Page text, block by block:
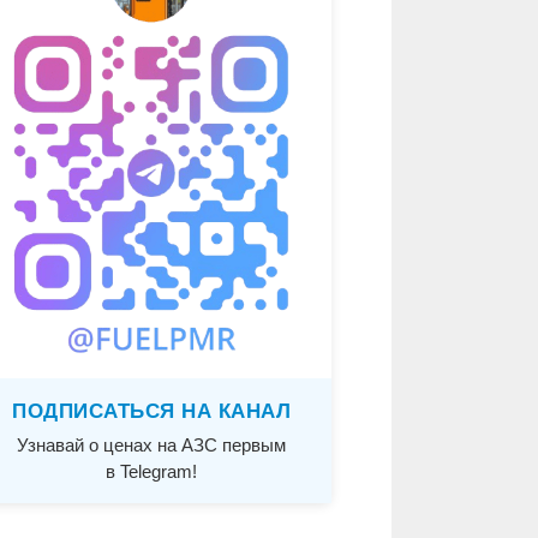
ПОДПИСАТЬСЯ НА КАНАЛ
Узнавай о ценах на АЗС первым
в Telegram!